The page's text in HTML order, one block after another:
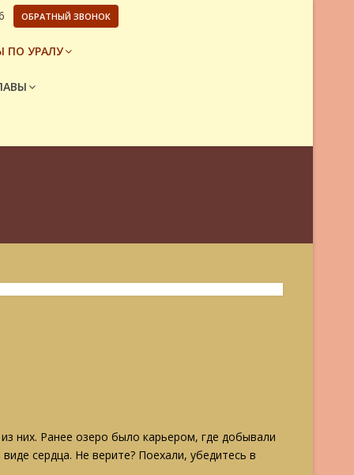
ОБРАТНЫЙ ЗВОНОК
ПО УРАЛУ
них. Ранее озеро было карьером, где добывали
сердца. Не верите? Поехали, убедитесь в